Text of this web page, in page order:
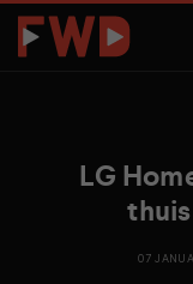
LG
07